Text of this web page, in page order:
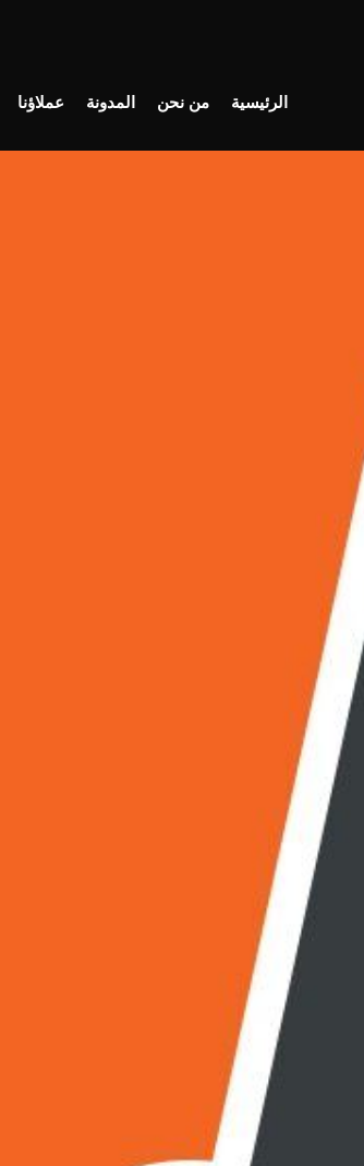
الرئيسية من نحن المدونة عملاؤنا